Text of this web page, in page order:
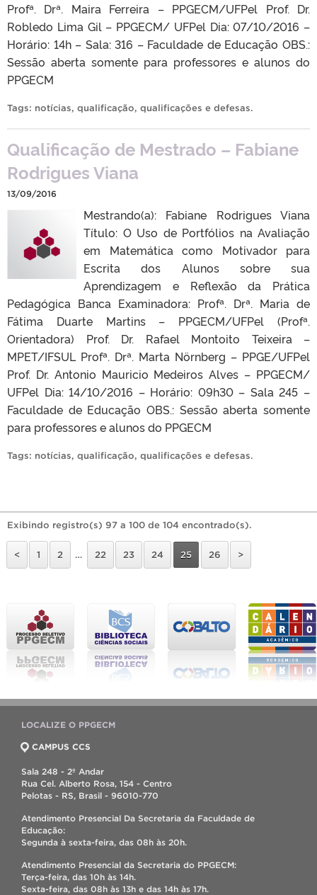
Profª. Drª. Maira Ferreira – PPGECM/UFPel Prof. Dr.
Robledo Lima Gil – PPGECM/ UFPel Dia: 07/10/2016 –
Horário: 14h – Sala: 316 – Faculdade de Educação OBS.:
Sessão aberta somente para professores e alunos do
PPGECM
Tags: notícias, qualificação, qualificações e defesas.
Qualificação de Mestrado – Fabiane
Rodrigues Viana
13/09/2016
Mestrando(a): Fabiane Rodrigues Viana
Título: O Uso de Portfólios na Avaliação
em Matemática como Motivador para
Escrita dos Alunos sobre sua
Aprendizagem e Reflexão da Prática
Pedagógica Banca Examinadora: Profª. Drª. Maria de
Fátima Duarte Martins – PPGECM/UFPel (Profª.
Orientadora) Prof. Dr. Rafael Montoito Teixeira –
MPET/IFSUL Profª. Drª. Marta Nörnberg – PPGE/UFPel
Prof. Dr. Antonio Mauricio Medeiros Alves – PPGECM/
UFPel Dia: 14/10/2016 – Horário: 09h30 – Sala 245 –
Faculdade de Educação OBS.: Sessão aberta somente
para professores e alunos do PPGECM
Tags: notícias, qualificação, qualificações e defesas.
Exibindo registro(s) 97 a 100 de 104 encontrado(s).
< 1 2 … 22 23 24 25 26 >
LOCALIZE O PPGECM
CAMPUS CCS
Sala 248 - 2º Andar
Rua Cel. Alberto Rosa, 154 - Centro
Pelotas - RS, Brasil - 96010-770
Atendimento Presencial Da Secretaria da Faculdade de
Educação:
Segunda à sexta-feira, das 08h às 20h.
Atendimento Presencial da Secretaria do PPGECM:
Terça-feira, das 10h às 14h.
Sexta-feira, das 08h às 13h e das 14h às 17h.